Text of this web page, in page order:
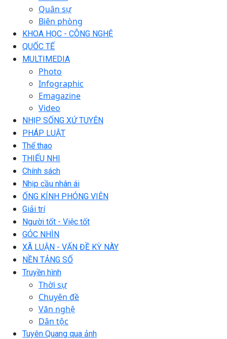
Quân sự
Biên phòng
KHOA HỌC - CÔNG NGHỆ
QUỐC TẾ
MULTIMEDIA
Photo
Infographic
Emagazine
Video
NHỊP SỐNG XỨ TUYÊN
PHÁP LUẬT
Thể thao
THIẾU NHI
Chính sách
Nhịp cầu nhân ái
ỐNG KÍNH PHÓNG VIÊN
Giải trí
Người tốt - Việc tốt
GÓC NHÌN
XÃ LUẬN - VẤN ĐỀ KỲ NÀY
NỀN TẢNG SỐ
Truyền hình
Thời sự
Chuyên đề
Văn nghệ
Dân tộc
Tuyên Quang qua ảnh